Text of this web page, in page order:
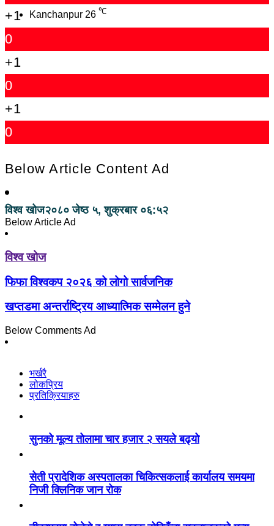
Kanchanpur 26 ℃
+1
0
+1
0
+1
0
Below Article Content Ad
विश्व खोज२०८० जेष्ठ ५, शुक्रबार ०६:५२
Below Article Ad
विश्व खोज
फिफा विश्वकप २०२६ को लोगो सार्वजनिक
खप्तडमा अन्तर्राष्ट्रिय आध्यात्मिक सम्मेलन हुने
Below Comments Ad
भर्खरै
लोकप्रिय
प्रतिक्रियाहरु
सुनको मूल्य तोलामा चार हजार २ सयले बढ्यो
सेती प्रादेशिक अस्पतालका चिकित्सकलाई कार्यालय समयमा
निजी क्लिनिक जान रोक